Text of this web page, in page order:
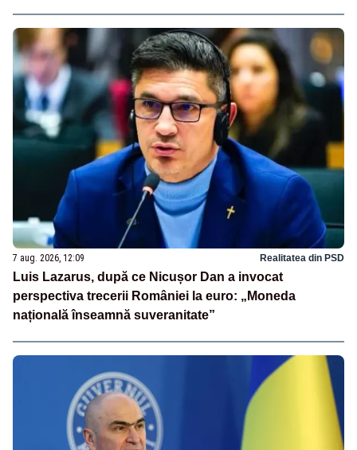
7 aug. 2026, 12:09 Realitatea din PSD
Luis Lazarus, după ce Nicușor Dan a invocat
perspectiva trecerii României la euro: „Moneda
națională înseamnă suveranitate”